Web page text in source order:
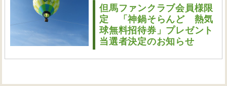
但馬ファンクラブ会員様限
定 「神鍋そらんど 熱気
球無料招待券」プレゼント
当選者決定のお知らせ